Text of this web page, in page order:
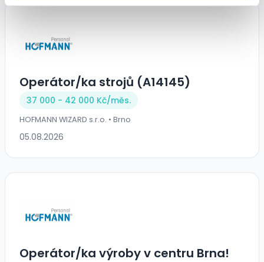
Operátor/ka strojů (A14145)
37 000 - 42 000 Kč/měs.
HOFMANN WIZARD s.r.o. • Brno
05.08.2026
Operátor/ka výroby v centru Brna!